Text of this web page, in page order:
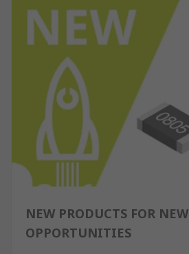
NEW PRODUCTS FOR NEW
OPPORTUNITIES